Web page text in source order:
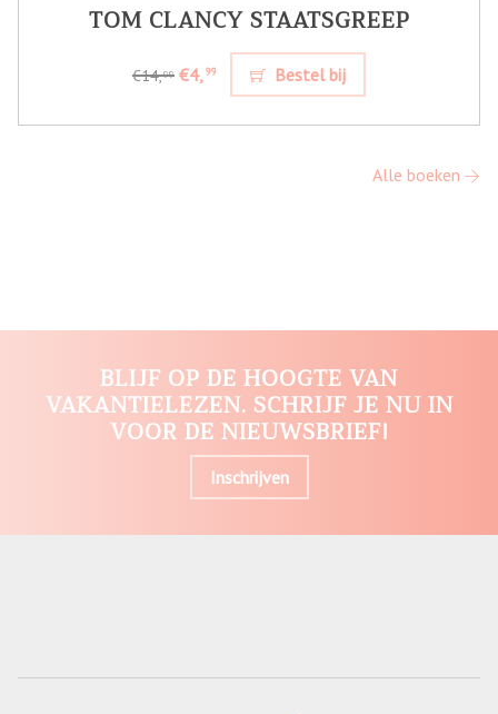
TOM CLANCY STAATSGREEP
€14,99 €4,99 Bestel bij
Alle boeken
BLIJF OP DE HOOGTE VAN
VAKANTIELEZEN. SCHRIJF JE NU IN
VOOR DE NIEUWSBRIEF!
Inschrijven